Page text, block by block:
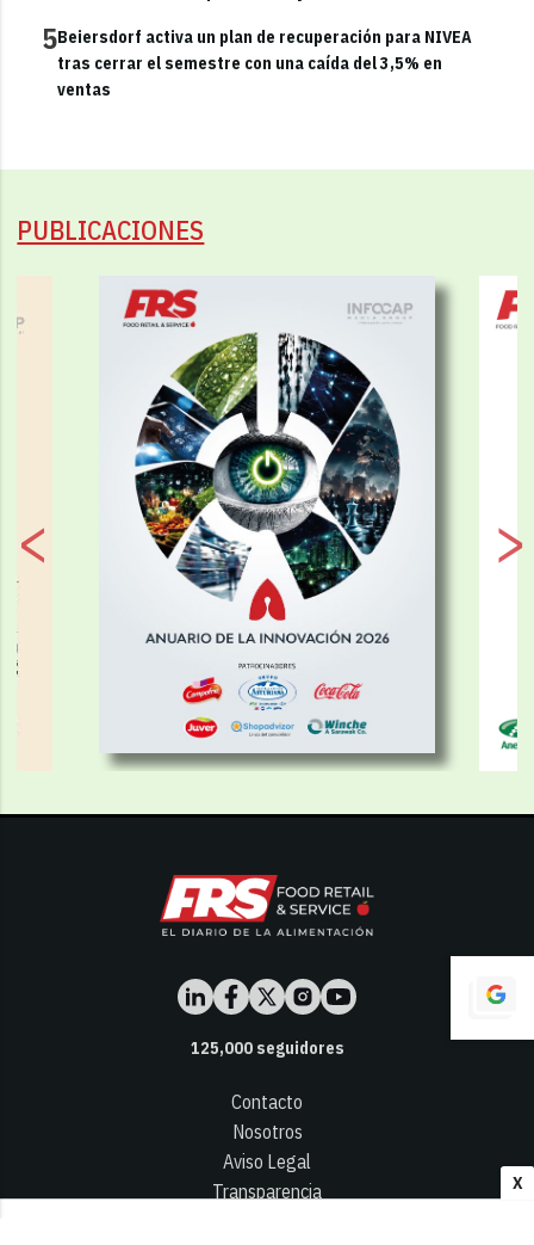
X
5Beiersdorf activa un plan de recuperación para NIVEA
tras cerrar el semestre con una caída del 3,5% en
ventas
PUBLICACIONES
125,000seguidores
Contacto
Nosotros
Aviso Legal
Transparencia